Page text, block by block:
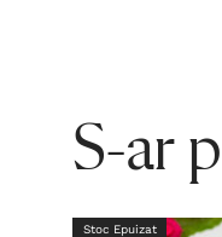
S-ar
Stoc Epuizat